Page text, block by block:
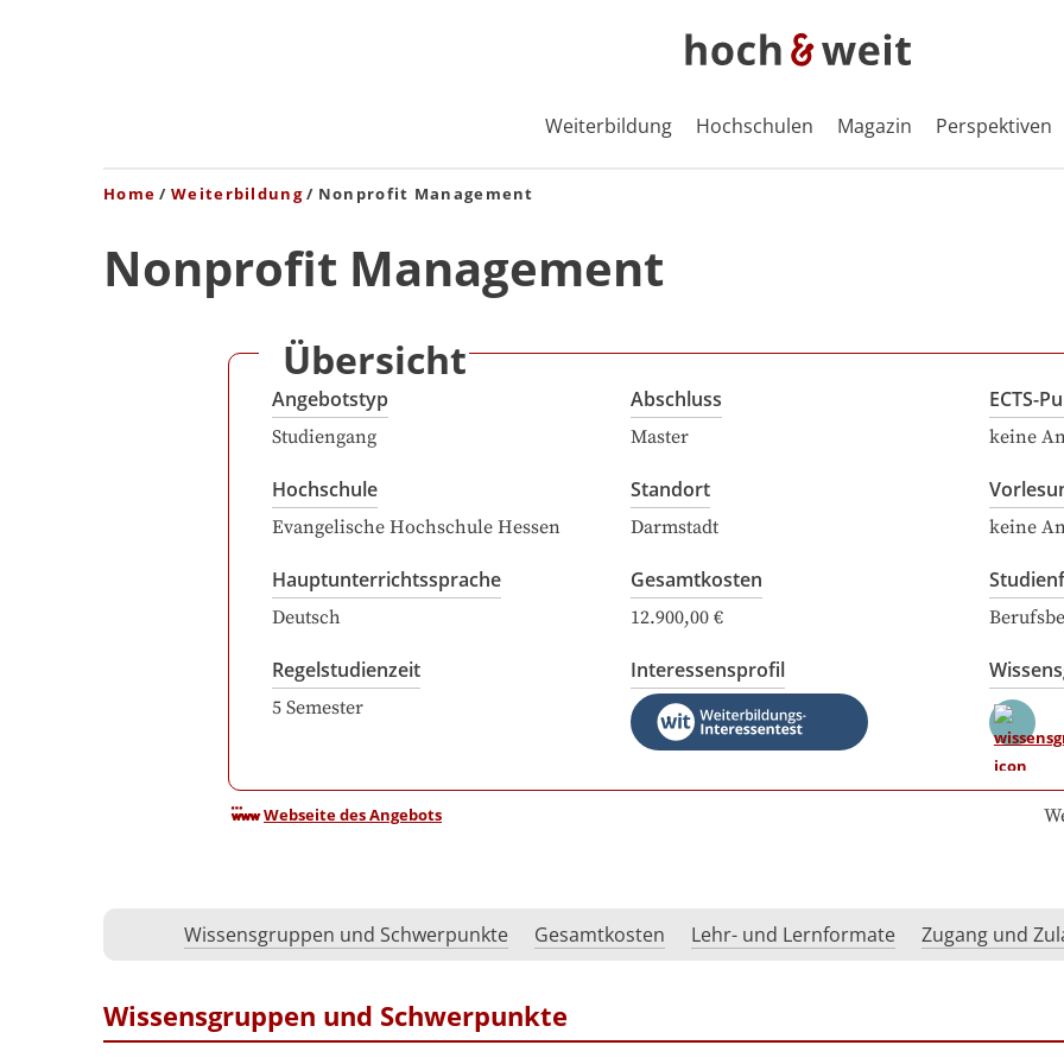
Weiterbildung Hochschulen Magazin Perspektiven
Home Weiterbildung Nonprofit Management
Nonprofit Management
Übersicht
Angebotstyp
Studiengang
Abschluss
Master
ECTS-
keine
Hochschule
Evangelische Hochschule Hessen
Standort
Darmstadt keine
Hauptunterrichtssprache
Deutsch
Gesamtkosten
12.900,00 €
Regelstudienzeit
5 Semester
Interessensprofil
Webseite des Angebots
Wissensgruppen und Schwerpunkte Gesamtkosten Lehr- und Lernformate Zugang und
Wissensgruppen und Schwerpunkte